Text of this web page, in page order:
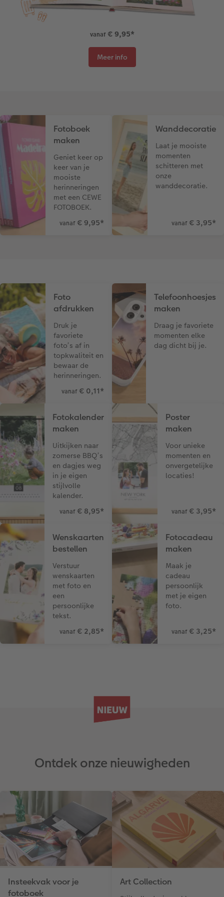
Art Collection
Ontwerpopties
Tips voor fotoboeken
Alle extra's
CEWE Magazine
Tipa Awards
vanaf€ 9,95*
Meer info
Fotoboek
maken
Geniet keer op
keer van je
mooiste
herinneringen
met een CEWE
FOTOBOEK.
vanaf € 9,95*
Wanddecoratie
Laat je mooiste
momenten
schitteren met
onze
wanddecoratie.
vanaf € 3,95*
Foto
afdrukken
Druk je
favoriete
foto’s af in
topkwaliteit en
bewaar de
herinneringen.
vanaf € 0,11*
Telefoonhoesjes
maken
Draag je favoriete
momenten elke
dag dicht bij je.
Fotokalender
maken
Uitkijken naar
zomerse BBQ’s
en dagjes weg
in je eigen
stijlvolle
kalender.
vanaf € 8,95*
Poster
maken
Voor unieke
momenten en
onvergetelijke
locaties!
vanaf € 3,95*
Wenskaarten
bestellen
Verstuur
wenskaarten
met foto en
een
persoonlijke
tekst.
vanaf € 2,85*
Fotocadeau
maken
Maak je
cadeau
persoonlijk
met je eigen
foto.
vanaf € 3,25*
Ontdek onze nieuwigheden
Insteekvak voor je
fotoboek
Art Collection